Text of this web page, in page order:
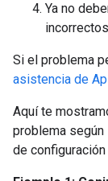
Ya no
Si el problema
asistencia de
Aquí te
problema según
de configuración